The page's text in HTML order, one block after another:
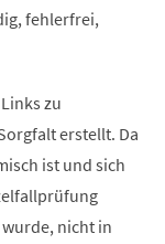
fehlerfrei,
zu
erstellt. Da
ist und sich
nicht in